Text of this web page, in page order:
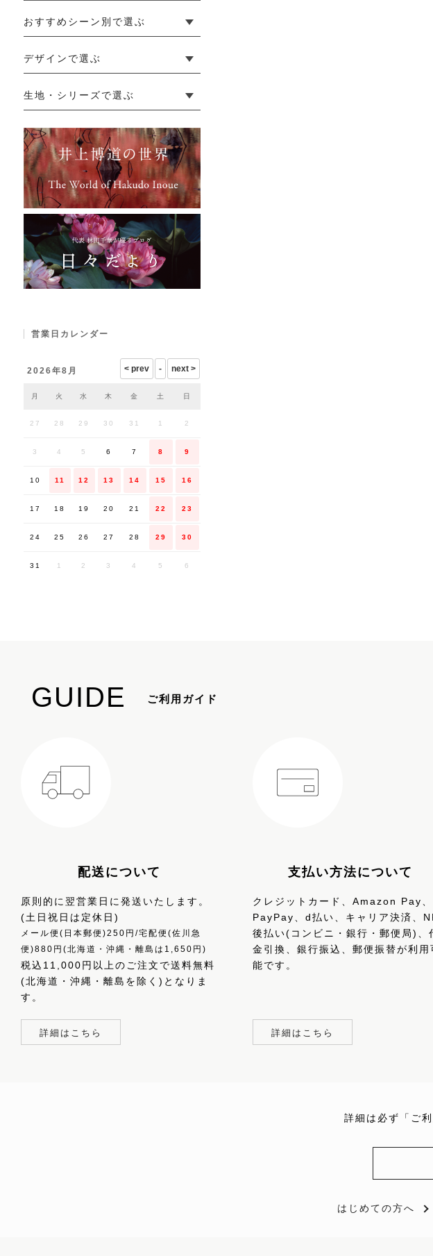
おすすめシーン別で選ぶ
└ 新生活
└ 和装
└ 旅行
└ 快眠
└ お祝い
デザインで選ぶ
└ ゆったりデザイン
└ 小柄さんにおすすめデザイン
└ 袖付きデザイン
└ メンズ・ユニセックスデザイン
└ 暮らしの黒色特集
生地・シリーズで選ぶ
└ 手紬手織り麻
└ 先染め麻
└ からみ織
└ グレーズリネン
└ 綿麻帆布
└ リネンツイード
└ リネンハンプ
└ ざっくり麻
└ オーガニックの蚊帳
└ かやキノミシリーズ
└ ふちどりシリーズ
└ 花紋シリーズ
└ 小紋シリーズ
└ 華わびシリーズ
└ 波ステッチシリーズ
└ あゆみ鹿シリーズ
└ 森の鹿シリーズ
└ まほろばシリーズ
└ 刺し子渦シリーズ
└ 革の水玉シリーズ
└ 新ビオシリーズ
営業日カレンダー
2026年8月
月 火 水 木 金 土 日
27 28 29 30 31 1 2
3 4 5 6 7 8 9
10 11 12 13 14 15 16
17 18 19 20 21 22 23
24 25 26 27 28 29 30
31 1 2 3 4 5 6
GUIDE ご利用ガイド
配送について
原則的に翌営業日に発送いたします。
(土日祝日は定休日)
メール便(日本郵便)250円/宅配便(佐川急
便)880円(北海道・沖縄・離島は1,650円)
税込11,000円以上のご注文で送料無料
(北海道・沖縄・離島を除く)となりま
す。
詳細はこちら
支払い方法について
クレジットカード、Amazon Pay、
PayPay、d払い、キャリア決済、
後払い(コンビニ・銀行・郵便局)、
金引換、銀行振込、郵便振替が利用
能です。
詳細はこちら
詳細は必ず「ご
はじめての方へ